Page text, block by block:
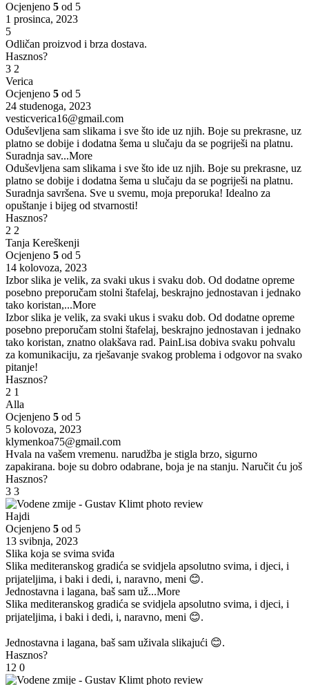
Ocjenjeno 5 od 5
1 prosinca, 2023
5
Odličan proizvod i brza dostava.
Hasznos?
3 2
Verica
Ocjenjeno 5 od 5
24 studenoga, 2023
vesticverica16@gmail.com
Oduševljena sam slikama i sve što ide uz njih. Boje su prekrasne, uz
platno se dobije i dodatna šema u slučaju da se pogriješi na platnu.
Suradnja sav...More
Oduševljena sam slikama i sve što ide uz njih. Boje su prekrasne, uz
platno se dobije i dodatna šema u slučaju da se pogriješi na platnu.
Suradnja savršena. Sve u svemu, moja preporuka! Idealno za
opuštanje i bijeg od stvarnosti!
Hasznos?
2 2
Tanja Kereškenji
Ocjenjeno 5 od 5
14 kolovoza, 2023
Izbor slika je velik, za svaki ukus i svaku dob. Od dodatne opreme
posebno preporučam stolni štafelaj, beskrajno jednostavan i jednako
tako koristan,...More
Izbor slika je velik, za svaki ukus i svaku dob. Od dodatne opreme
posebno preporučam stolni štafelaj, beskrajno jednostavan i jednako
tako koristan, znatno olakšava rad. PainLisa dobiva svaku pohvalu
za komunikaciju, za rješavanje svakog problema i odgovor na svako
pitanje!
Hasznos?
2 1
Alla
Ocjenjeno 5 od 5
5 kolovoza, 2023
klymenkoa75@gmail.com
Hvala na vašem vremenu. narudžba je stigla brzo, sigurno
zapakirana. boje su dobro odabrane, boja je na stanju. Naručit ću još
Hasznos?
3 3
Hajdi
Ocjenjeno 5 od 5
13 svibnja, 2023
Slika koja se svima sviđa
Slika mediteranskog gradića se svidjela apsolutno svima, i djeci, i
prijateljima, i baki i dedi, i, naravno, meni 😊.
Jednostavna i lagana, baš sam už...More
Slika mediteranskog gradića se svidjela apsolutno svima, i djeci, i
prijateljima, i baki i dedi, i, naravno, meni 😊.
Jednostavna i lagana, baš sam uživala slikajući 😊.
Hasznos?
12 0